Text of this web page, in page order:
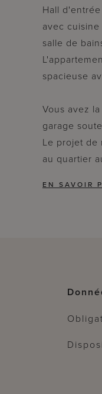
Hall
avec
salle de
spacieuse
Vous avez
garage
Le projet de
au quartier